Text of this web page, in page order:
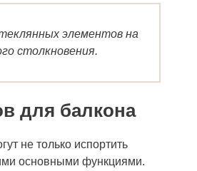
элементов на
столкновения.
для балкона
не только испортить
основными функциями.